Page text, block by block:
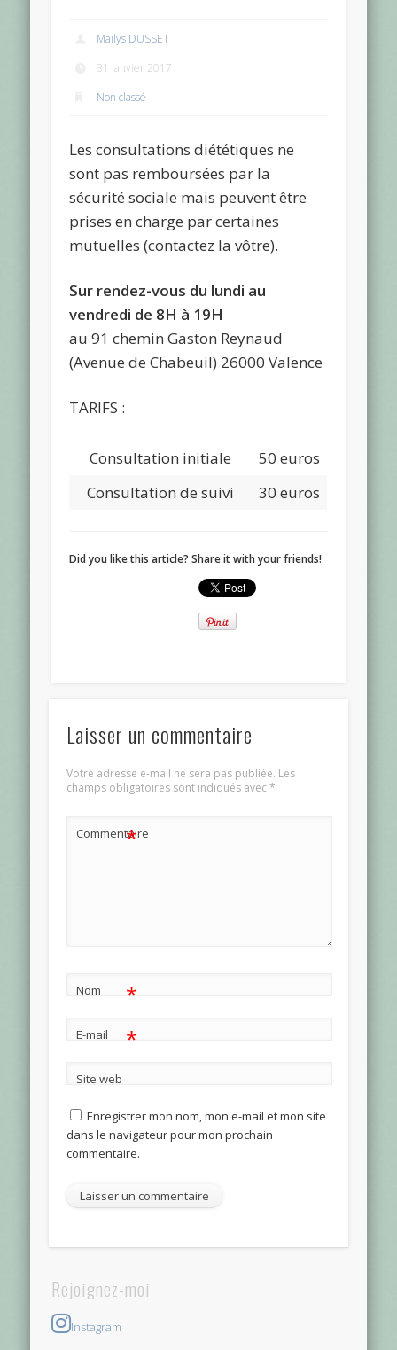
Maïlys DUSSET
31 janvier 2017
Non classé
Les consultations diététiques ne
sont pas remboursées par la
sécurité sociale mais peuvent être
prises en charge par certaines
mutuelles (contactez la vôtre).
Sur rendez-vous du lundi au
vendredi de 8H à 19H
au 91 chemin Gaston Reynaud
(Avenue de Chabeuil) 26000 Valence
TARIFS :
Consultation initiale
50 euros
Consultation de suivi
30 euros
Did you like this article? Share it with your friends!
Laisser un commentaire
Votre adresse e-mail ne sera pas publiée. Les
champs obligatoires sont indiqués avec*
Commentaire
*
Nom *
E-mail *
Site web
Enregistrer mon nom, mon e-mail et mon site
dans le navigateur pour mon prochain
commentaire.
Rejoignez-moi
Instagram